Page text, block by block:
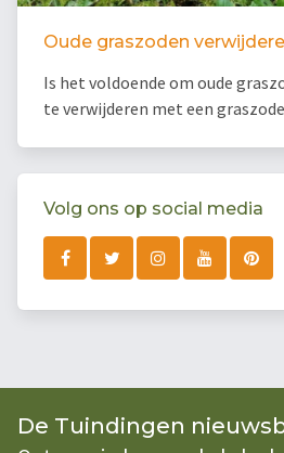
Oude graszoden
Is het voldoende om oude
te verwijderen met een
Volg ons op social media
De Tuindingen